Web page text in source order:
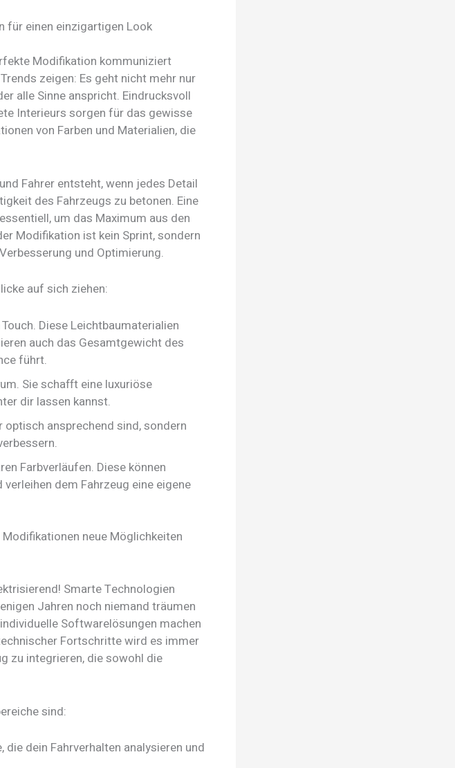
für einen einzigartigen Look
Modifikation kommuniziert
zeigen: Es geht nicht mehr nur
alle Sinne anspricht. Eindrucksvoll
Interieurs sorgen für das gewisse
von Farben und Materialien, die
Fahrer entsteht, wenn jedes Detail
des Fahrzeugs zu betonen. Eine
um das Maximum aus den
Modifikation ist kein Sprint, sondern
und Optimierung.
auf sich ziehen:
Diese Leichtbaumaterialien
auch das Gesamtgewicht des
führt.
Sie schafft eine luxuriöse
dir lassen kannst.
ansprechend sind, sondern
Farbverläufen. Diese können
dem Fahrzeug eine eigene
neue Möglichkeiten
Smarte Technologien
Jahren noch niemand träumen
Softwarelösungen machen
Fortschritte wird es immer
zu integrieren, die sowohl die
sind:
dein Fahrverhalten analysieren und